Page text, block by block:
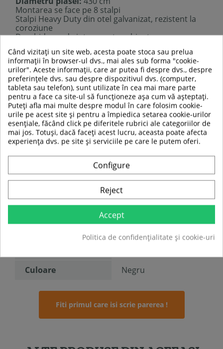
Montarea se face pe 8 stalpi
Stalpi Heavy Duty din otel galvanizat, rezistent la
coroziune
Deschiderea de intrare este echipata cu un
actiune
Montare usoara si rapida
Plasa de siguranta contine 8 stalpi de sustinere.
ATENTIE, PLASA DE SIGURANTA NU INCLUDE SI
TRAMBULINA!
TABEL DE DATE
a utilizatorului:
100 kg
Dimensiune
430 cm
Material
Polietilena
Culoare
Negru
Fiti primul care isi scrie parerea !
Când vizitați un site web, acesta poate stoca sau prelua
informații în browser-ul dvs., mai ales sub forma "cookie-
urilor". Aceste informații, care ar putea fi despre dvs., despre
preferințele dvs. sau despre dispozitivul dvs. (computer,
tableta sau telefon), sunt utilizate în cea mai mare parte
pentru a face ca site-ul să funcționeze așa cum vă așteptați.
Puteți afla mai multe despre modul în care folosim cookie-
urile pe acest site și pentru a împiedica setarea cookie-urilor
esențiale, făcând click pe diferitele rubrici ale categoriilor de
mai jos. Totuși, dacă faceți acest lucru, aceasta poate afecta
experiența dvs. pe site și serviciile pe care le putem oferi.
Configure
Reject
Accept
Politica de confidențialitate și cookie-uri